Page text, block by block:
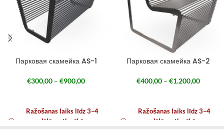
Парковая скамейка AS-1
€300,00 – €900,00
Ražošanas laiks līdz 3–4
nedēļām atkarībā no
Парковая скамейка AS-2
€400,00– €1.200,00
Ražošanas laiks līdz 3–4
nedēļām atkarībā no